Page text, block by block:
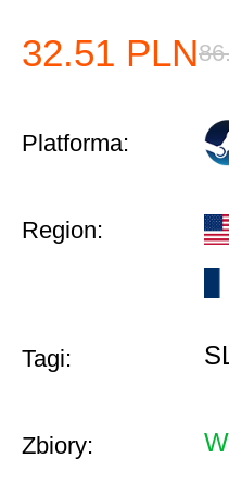
32.51 PLN
Platforma:
Region:
Tagi:
Zbiory: